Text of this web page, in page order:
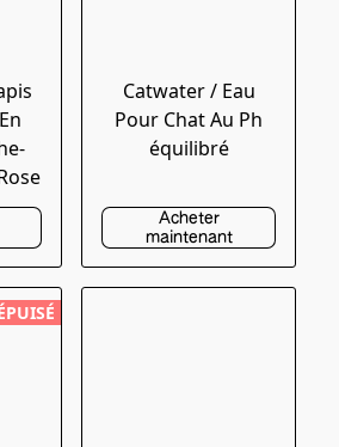
Catwater / Eau
Pour Chat Au Ph
équilibré
Acheter
maintenant